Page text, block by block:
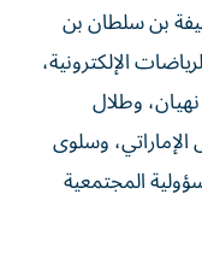
بن سلطان بن
الإلكترونية،
وطلال
الإماراتي، وسلوى
المجتمعية